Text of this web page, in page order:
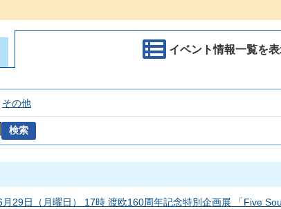
イベント情報一覧を
その他
29日（月曜日） 17時 渡欧160周年記念特別企画展 「Five